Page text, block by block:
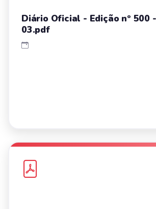
Diário Oficial - Edição nº 500
03.pdf